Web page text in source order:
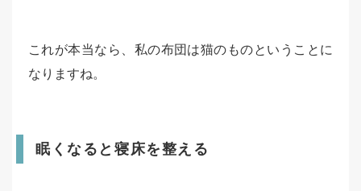
これが本当なら、私の布団は猫のものということに
なりますね。
眠くなると寝床を整える